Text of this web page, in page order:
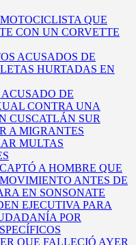
QUE
CON UN CORVETTE
ACUSADOS DE
HURTADAS EN
DE
CONTRA UNA
CUSCATLÁN SUR
A MIGRANTES
MULTAS
A HOMBRE QUE
ANTES DE
EN SONSONATE
EJECUTIVA PARA
POR
QUE FALLECIÓ AYER